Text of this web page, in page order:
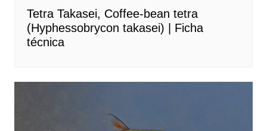
Tetra Takasei, Coffee-bean tetra
(Hyphessobrycon takasei) | Ficha
técnica